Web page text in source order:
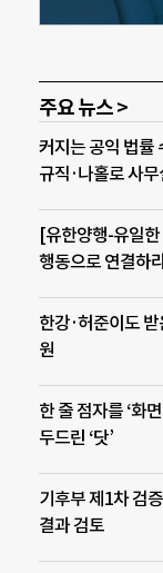
주요 뉴스 >
커지는 공익 법률
규직·나홀로 사
[유한양행-유일
행동으로 연결하
한강·허준이도
원
한 줄 점자를 ‘화
두드린 ‘닷’
기후부 제1차 검
결과 검토